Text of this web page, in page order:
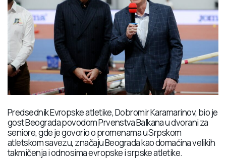
Predsednik Evropske atletike, Dobromir Karamarinov, bio je
gost Beograda povodom Prvenstva Balkana u dvorani za
seniore, gde je govorio o promenama u Srpskom
atletskom savezu, značaju Beograda kao domaćina velikih
takmičenja i odnosima evropske i srpske atletike.